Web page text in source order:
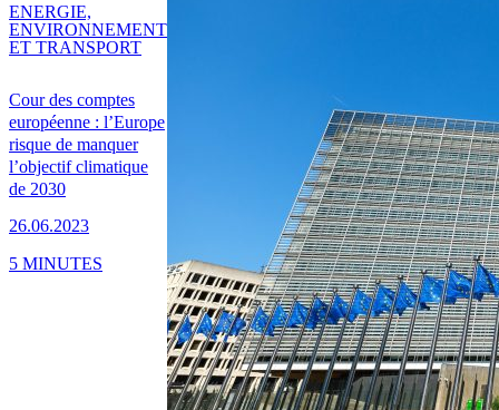
Cour des comptes
européenne : l’Europe
risque de manquer
l’objectif climatique
de 2030
26.06.2023
ENERGIE,
ENVIRONNEMENT
ET TRANSPORT
5 MINUTES